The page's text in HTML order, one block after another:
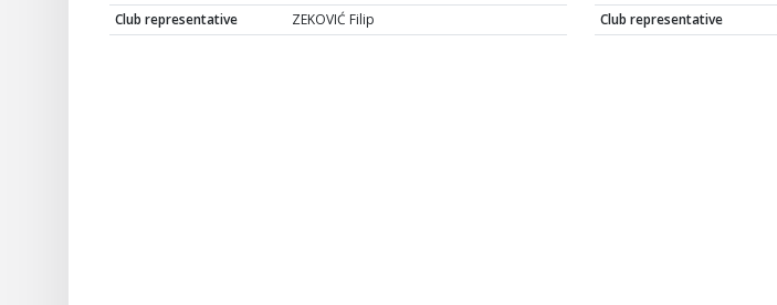
Club representative
ZEKOVIĆ Filip
Club representative